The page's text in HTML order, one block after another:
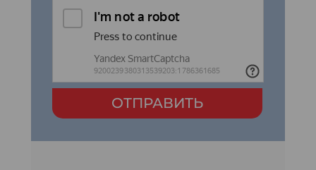
ОТПРАВИТЬ